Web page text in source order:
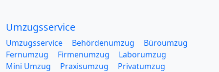
Umzugsservice
Umzugsservice Behördenumzug
Büroumzug
Fernumzug
Firmenumzug
Laborumzug
Mini Umzug
Praxisumzug
Privatumzug